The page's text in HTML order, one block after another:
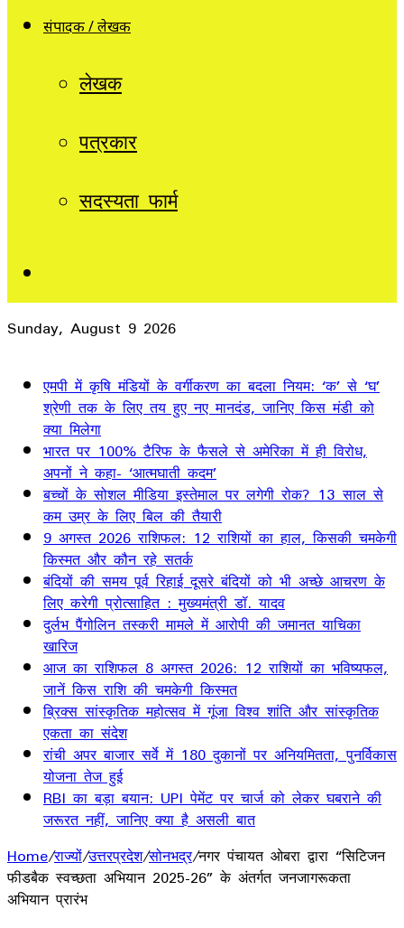
संपादक / लेखक
लेखक
पत्रकार
सदस्यता फार्म
Sunday, August 9 2026
एमपी में कृषि मंडियों के वर्गीकरण का बदला नियम: ‘क’ से ‘घ’
श्रेणी तक के लिए तय हुए नए मानदंड, जानिए किस मंडी को
क्या मिलेगा
भारत पर 100% टैरिफ के फैसले से अमेरिका में ही विरोध,
अपनों ने कहा- ‘आत्मघाती कदम’
बच्चों के सोशल मीडिया इस्तेमाल पर लगेगी रोक? 13 साल से
कम उम्र के लिए बिल की तैयारी
9 अगस्त 2026 राशिफल: 12 राशियों का हाल, किसकी चमकेगी
किस्मत और कौन रहे सतर्क
बंदियों की समय पूर्व रिहाई दूसरे बंदियों को भी अच्छे आचरण के
लिए करेगी प्रोत्साहित : मुख्यमंत्री डॉ. यादव
दुर्लभ पैंगोलिन तस्करी मामले में आरोपी की जमानत याचिका
खारिज
आज का राशिफल 8 अगस्त 2026: 12 राशियों का भविष्यफल,
जानें किस राशि की चमकेगी किस्मत
ब्रिक्स सांस्कृतिक महोत्सव में गूंजा विश्व शांति और सांस्कृतिक
एकता का संदेश
रांची अपर बाजार सर्वे में 180 दुकानों पर अनियमितता, पुनर्विकास
योजना तेज हुई
RBI का बड़ा बयान: UPI पेमेंट पर चार्ज को लेकर घबराने की
जरूरत नहीं, जानिए क्या है असली बात
Home/राज्यों/उत्तरप्रदेश/सोनभद्र/नगर पंचायत ओबरा द्वारा “सिटिजन
फीडबैक स्वच्छता अभियान 2025-26” के अंतर्गत जनजागरूकता
अभियान प्रारंभ